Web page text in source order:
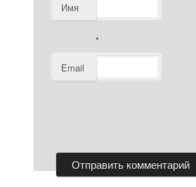
Имя
Email
*